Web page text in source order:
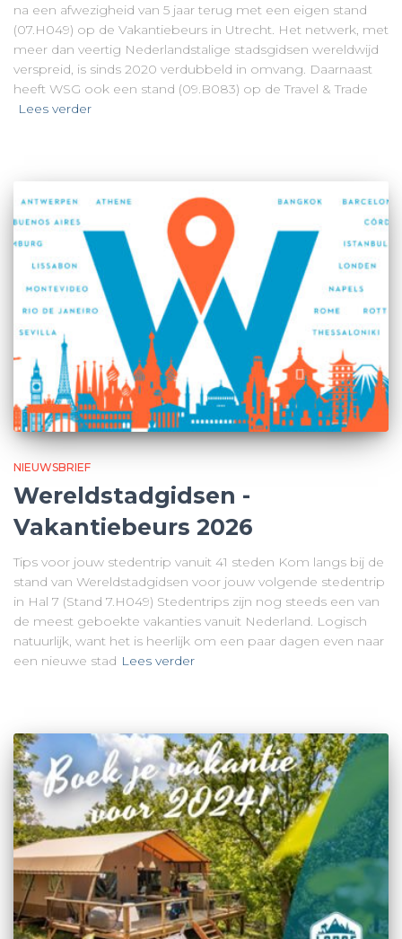
na een afwezigheid van 5 jaar terug met een eigen stand
(07.H049) op de Vakantiebeurs in Utrecht. Het netwerk, met
meer dan veertig Nederlandstalige stadsgidsen wereldwijd
verspreid, is sinds 2020 verdubbeld in omvang. Daarnaast
heeft WSG ook een stand (09.B083) op de Travel & Trade
Lees verder
NIEUWSBRIEF
Wereldstadgidsen -
Vakantiebeurs 2026
Tips voor jouw stedentrip vanuit 41 steden Kom langs bij de
stand van Wereldstadgidsen voor jouw volgende stedentrip
in Hal 7 (Stand 7.H049) Stedentrips zijn nog steeds een van
de meest geboekte vakanties vanuit Nederland. Logisch
natuurlijk, want het is heerlijk om een paar dagen even naar
een nieuwe stad Lees verder